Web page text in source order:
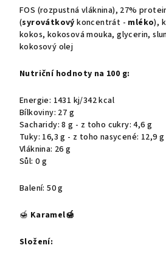
FOS (rozpustná vláknina), 27%
(syrovátkový koncentrát - mléko),
kokos, kokosová mouka, glycerin,
kokosový olej
Nutriční hodnoty na 100 g:
Energie: 1431 kj/342 kcal
Bílkoviny: 27 g
Sacharidy: 8 g - z toho cukry: 4,6 g
Tuky: 16,3 g - z toho nasycené: 12,9 g
Vláknina: 26 g
Sůl: 0 g
Balení: 50 g
🍯 Karamel🍯
Složení: